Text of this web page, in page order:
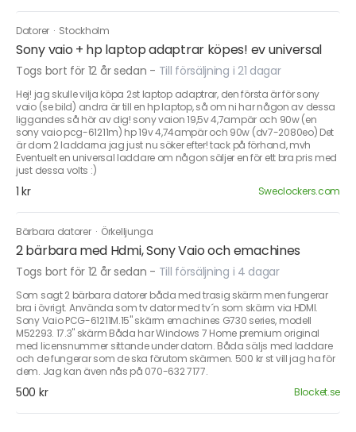
Datorer · Stockholm
Sony vaio + hp laptop adaptrar köpes! ev universal
Togs bort för 12 år sedan - Till försäljning i 21 dagar
Hej! jag skulle vilja köpa 2st laptop adaptrar, den första är för sony
vaio (se bild) andra är till en hp laptop, så om ni har någon av dessa
liggandes så hör av dig! sony vaion 19,5v 4,7ampär och 90w (en
sony vaio pcg-61211m) hp 19v 4,74ampär och 90w (dv7-2080eo) Det
är dom 2 laddarna jag just nu söker efter! tack på förhand, mvh
Eventuelt en universal laddare om någon säljer en för ett bra pris med
just dessa volts :)
1 kr Sweclockers.com
Bärbara datorer · Örkelljunga
2 bärbara med Hdmi, Sony Vaio och emachines
Togs bort för 12 år sedan - Till försäljning i 4 dagar
Som sagt 2 bärbara datorer båda med trasig skärm men fungerar
bra i övrigt. Använda som tv dator med tv´n som skärm via HDMI.
Sony Vaio PCG-61211M.15" skärm emachines G730 series, modell
M52293. 17.3" skärm Båda har Windows 7 Home premium original
med licensnummer sittande under datorn. Båda säljs med laddare
och de fungerar som de ska förutom skärmen. 500 kr st vill jag ha för
dem. Jag kan även nås på 070-632 7177.
500 kr Blocket.se